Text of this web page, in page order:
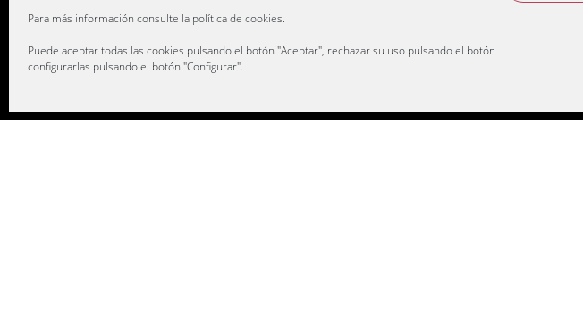
Para más información consulte la política de cookies.
Puede aceptar todas las cookies pulsando el botón "Aceptar", rechazar su uso pulsando el botón "Rechazar" y
configurarlas pulsando el botón "Configurar".